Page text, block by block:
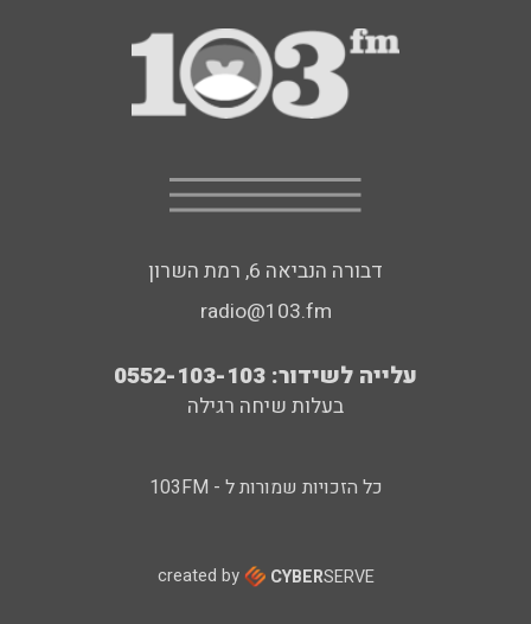
דבורה הנביאה 6, רמת השרון
radio@103.fm
עלייה לשידור: 0552-103-103
בעלות שיחה רגילה
כל הזכויות שמורות ל - 103FM
created by CYBERSERVE